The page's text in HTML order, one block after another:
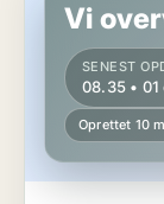
Vi
SENEST
08.35 • 01
Oprettet 10